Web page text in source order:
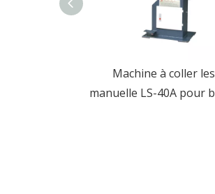
Machine à coller
manuelle LS-40A pour